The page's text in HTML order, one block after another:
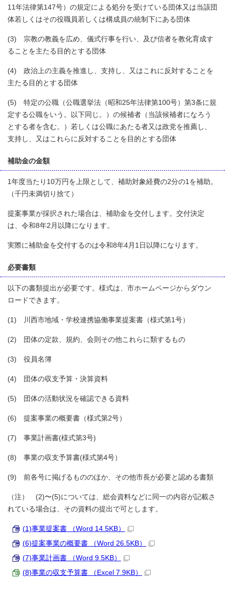
11年法律第147号）の規定による処分を受けている団体又は当該団
体若しくはその役職員若しくは構成員の統制下にある団体
(3) 宗教の教義を広め、儀式行事を行い、及び信者を教化育成す
ることを主たる目的とする団体
(4) 政治上の主義を推進し、支持し、又はこれに反対することを
主たる目的とする団体
(5) 特定の公職（公職選挙法（昭和25年法律第100号）第3条に規
定する公職をいう。以下同じ。）の候補者（当該候補者になろう
とする者を含む。）若しくは公職にあたる者又は政党を推薦し、
支持し、又はこれらに反対することを目的とする団体
補助金の金額
1年度当たり10万円を上限として、補助対象経費の2分の1を補助。
（千円未満切り捨て）
提案事業が採択された場合は、補助金を交付します。交付決定
は、令和8年2月以降になります。
実際に補助金を交付するのは令和8年4月1日以降になります。
必要書類
以下の書類提出が必要です。様式は、市ホームページからダウン
ロードできます。
(1) 川西市地域・学校連携協働事業提案書（様式第1号）
(2) 団体の定款、規約、会則その他これらに類するもの
(3) 役員名簿
(4) 団体の収支予算・決算資料
(5) 団体の活動状況を確認できる資料
(6) 提案事業の概要書（様式第2号）
(7) 事業計画書(様式第3号)
(8) 事業の収支予算書(様式第4号）
(9) 前各号に掲げるもののほか、その他市長が必要と認める書類
（注） (2)〜(5)については、総会資料などに同一の内容が記載さ
れている場合は、その資料の提出で可とします。
(1)事業提案書 （Word 14.5KB）
(6)提案事業の概要書 （Word 26.5KB）
(7)事業計画書 （Word 9.5KB）
(8)事業の収支予算書 （Excel 7.9KB）